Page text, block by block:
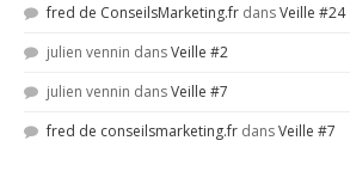
fred de ConseilsMarketing.fr dansVeille #24
julien vennin dansVeille #2
julien vennin dansVeille #7
fred de conseilsmarketing.fr dansVeille #7